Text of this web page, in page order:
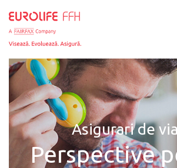
Asigurari de
Perspective